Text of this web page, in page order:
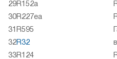
29R152a
30R227ea
31 R595
32R32
33R124